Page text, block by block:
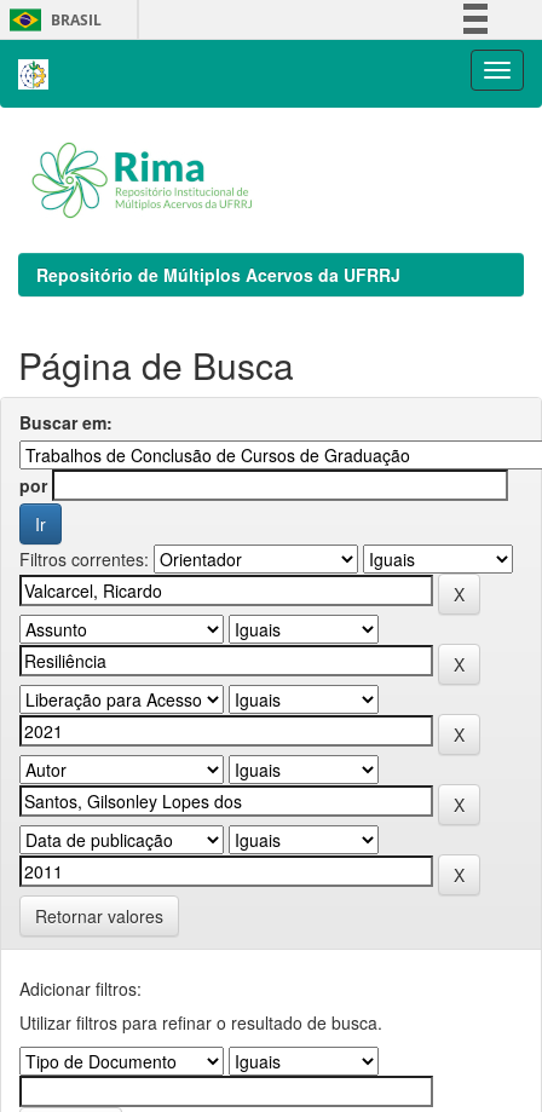
Skip
navigation
BRASIL
Repositório de Múltiplos Acervos da UFRRJ
Página de Busca
Buscar em:
por
Filtros correntes:
Retornar valores
Adicionar filtros:
Utilizar filtros para refinar o resultado de busca.